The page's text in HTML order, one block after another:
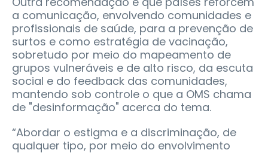
a comunicação, envolvendo comunidades e
profissionais de saúde, para a prevenção de
surtos e como estratégia de vacinação,
sobretudo por meio do mapeamento de
grupos vulneráveis e de alto risco, da escuta
social e do feedback das comunidades,
mantendo sob controle o que a OMS chama
de "desinformação" acerca do tema.
“Abordar o estigma e a discriminação, de
qualquer tipo, por meio do envolvimento